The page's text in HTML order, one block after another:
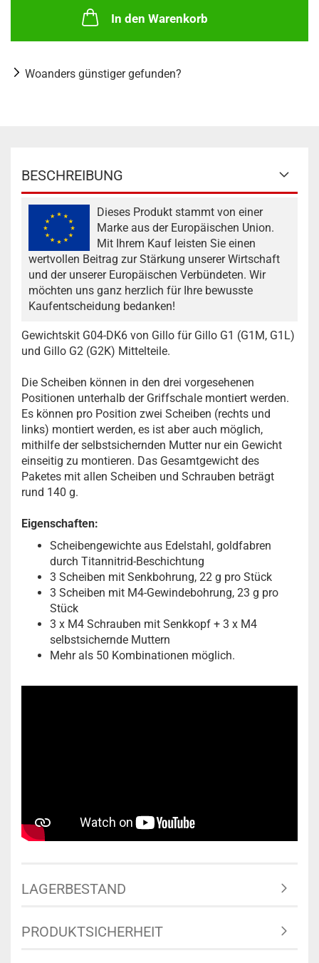
In den Warenkorb
Woanders günstiger gefunden?
BESCHREIBUNG
Dieses Produkt stammt von einer
Marke aus der Europäischen Union.
Mit Ihrem Kauf leisten Sie einen
wertvollen Beitrag zur Stärkung unserer Wirtschaft
und der unserer Europäischen Verbündeten. Wir
möchten uns ganz herzlich für Ihre bewusste
Kaufentscheidung bedanken!
Gewichtskit G04-DK6 von Gillo für Gillo G1 (G1M, G1L)
und Gillo G2 (G2K) Mittelteile.
Die Scheiben können in den drei vorgesehenen
Positionen unterhalb der Griffschale montiert werden.
Es können pro Position zwei Scheiben (rechts und
links) montiert werden, es ist aber auch möglich,
mithilfe der selbstsichernden Mutter nur ein Gewicht
einseitig zu montieren. Das Gesamtgewicht des
Paketes mit allen Scheiben und Schrauben beträgt
rund 140 g.
Eigenschaften:
Scheibengewichte aus Edelstahl, goldfabren
durch Titannitrid-Beschichtung
3 Scheiben mit Senkbohrung, 22 g pro Stück
3 Scheiben mit M4-Gewindebohrung, 23 g pro
Stück
3 x M4 Schrauben mit Senkkopf + 3 x M4
selbstsichernde Muttern
Mehr als 50 Kombinationen möglich.
LAGERBESTAND
PRODUKTSICHERHEIT